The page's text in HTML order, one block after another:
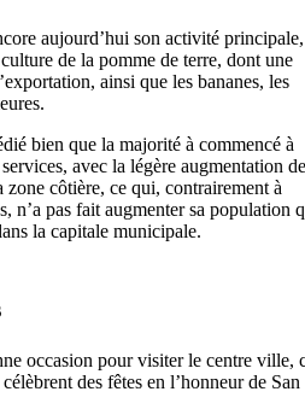
aujourd’hui son activité principale,
de la pomme de terre, dont une
ainsi que les bananes, les
bien que la majorité à commencé à
avec la légère augmentation
côtière, ce qui, contrairement à
n’a pas fait augmenter sa population
la capitale municipale.
occasion pour visiter le centre ville,
des fêtes en l’honneur de San